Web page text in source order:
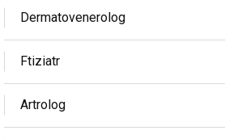
Dermatovenerolog
Ftiziatr
Artrolog